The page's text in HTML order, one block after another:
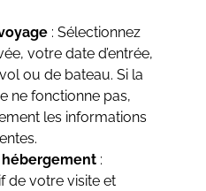
: Sélectionnez
votre date d’entrée,
ou de bateau. Si la
ne fonctionne pas,
les informations
hébergement:
de votre visite et